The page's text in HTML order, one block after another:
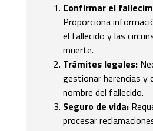
Confirmar el
Proporciona
el fallecido y las
muerte.
Trámites legales:
gestionar herencias y
nombre del fallecido.
Seguro de vida:
procesar